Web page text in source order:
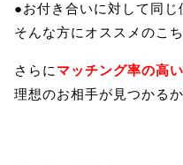
●お付き合いに対して同じ
そんな方にオススメのこ
さらにマッチング率の高い
理想のお相手が見つかる